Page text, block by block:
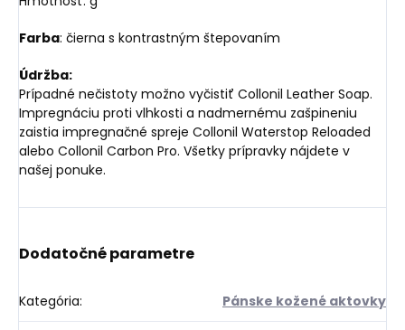
Farba: čierna s kontrastným štepovaním
Údržba:
Prípadné nečistoty možno vyčistiť Collonil Leather Soap.
Impregnáciu proti vlhkosti a nadmernému zašpineniu
zaistia impregnačné spreje Collonil Waterstop Reloaded
alebo Collonil Carbon Pro. Všetky prípravky nájdete v
našej ponuke.
Dodatočné parametre
Kategória: Pánske kožené aktovky